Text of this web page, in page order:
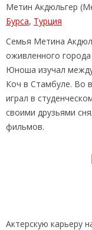
Метин Акдюльгер
Бурса, Турция
Семья Метина
оживленного
Юноша изучал
Коч в Стамбуле. Во
играл в
своими друзьями
фильмов.
Актерскую карьеру